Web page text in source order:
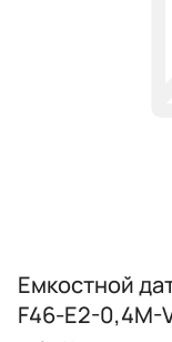
Емкостной
F46-E2-0,4M-